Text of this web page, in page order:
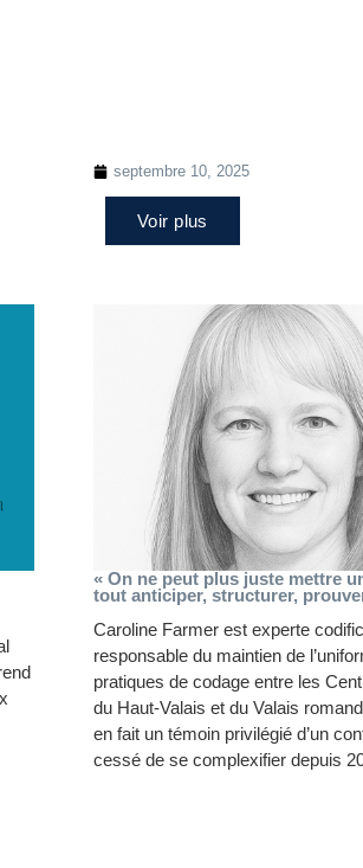
septembre 10, 2025
Voir plus
« On ne peut plus juste mettre
tout anticiper, structurer,
Caroline Farmer est experte
responsable du maintien de
pratiques de codage entre les
du Haut-Valais et du Valais
en fait un témoin privilégié d’un
cessé de se complexifier depuis